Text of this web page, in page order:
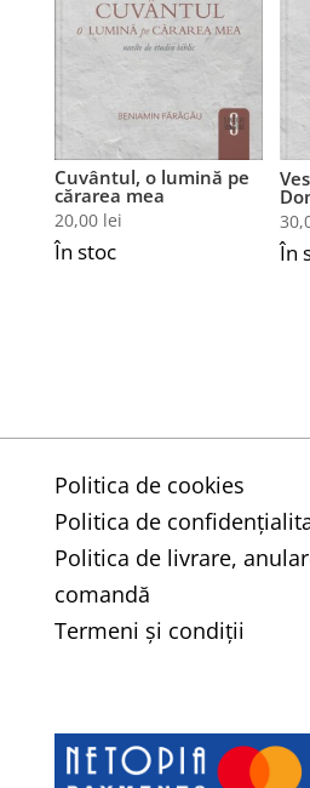
Cuvântul, o lumină pe
cărarea mea
20,00 lei
În stoc În
Politica de cookies
Politica de
Politica de livrare,
comandă
Termeni și condiții